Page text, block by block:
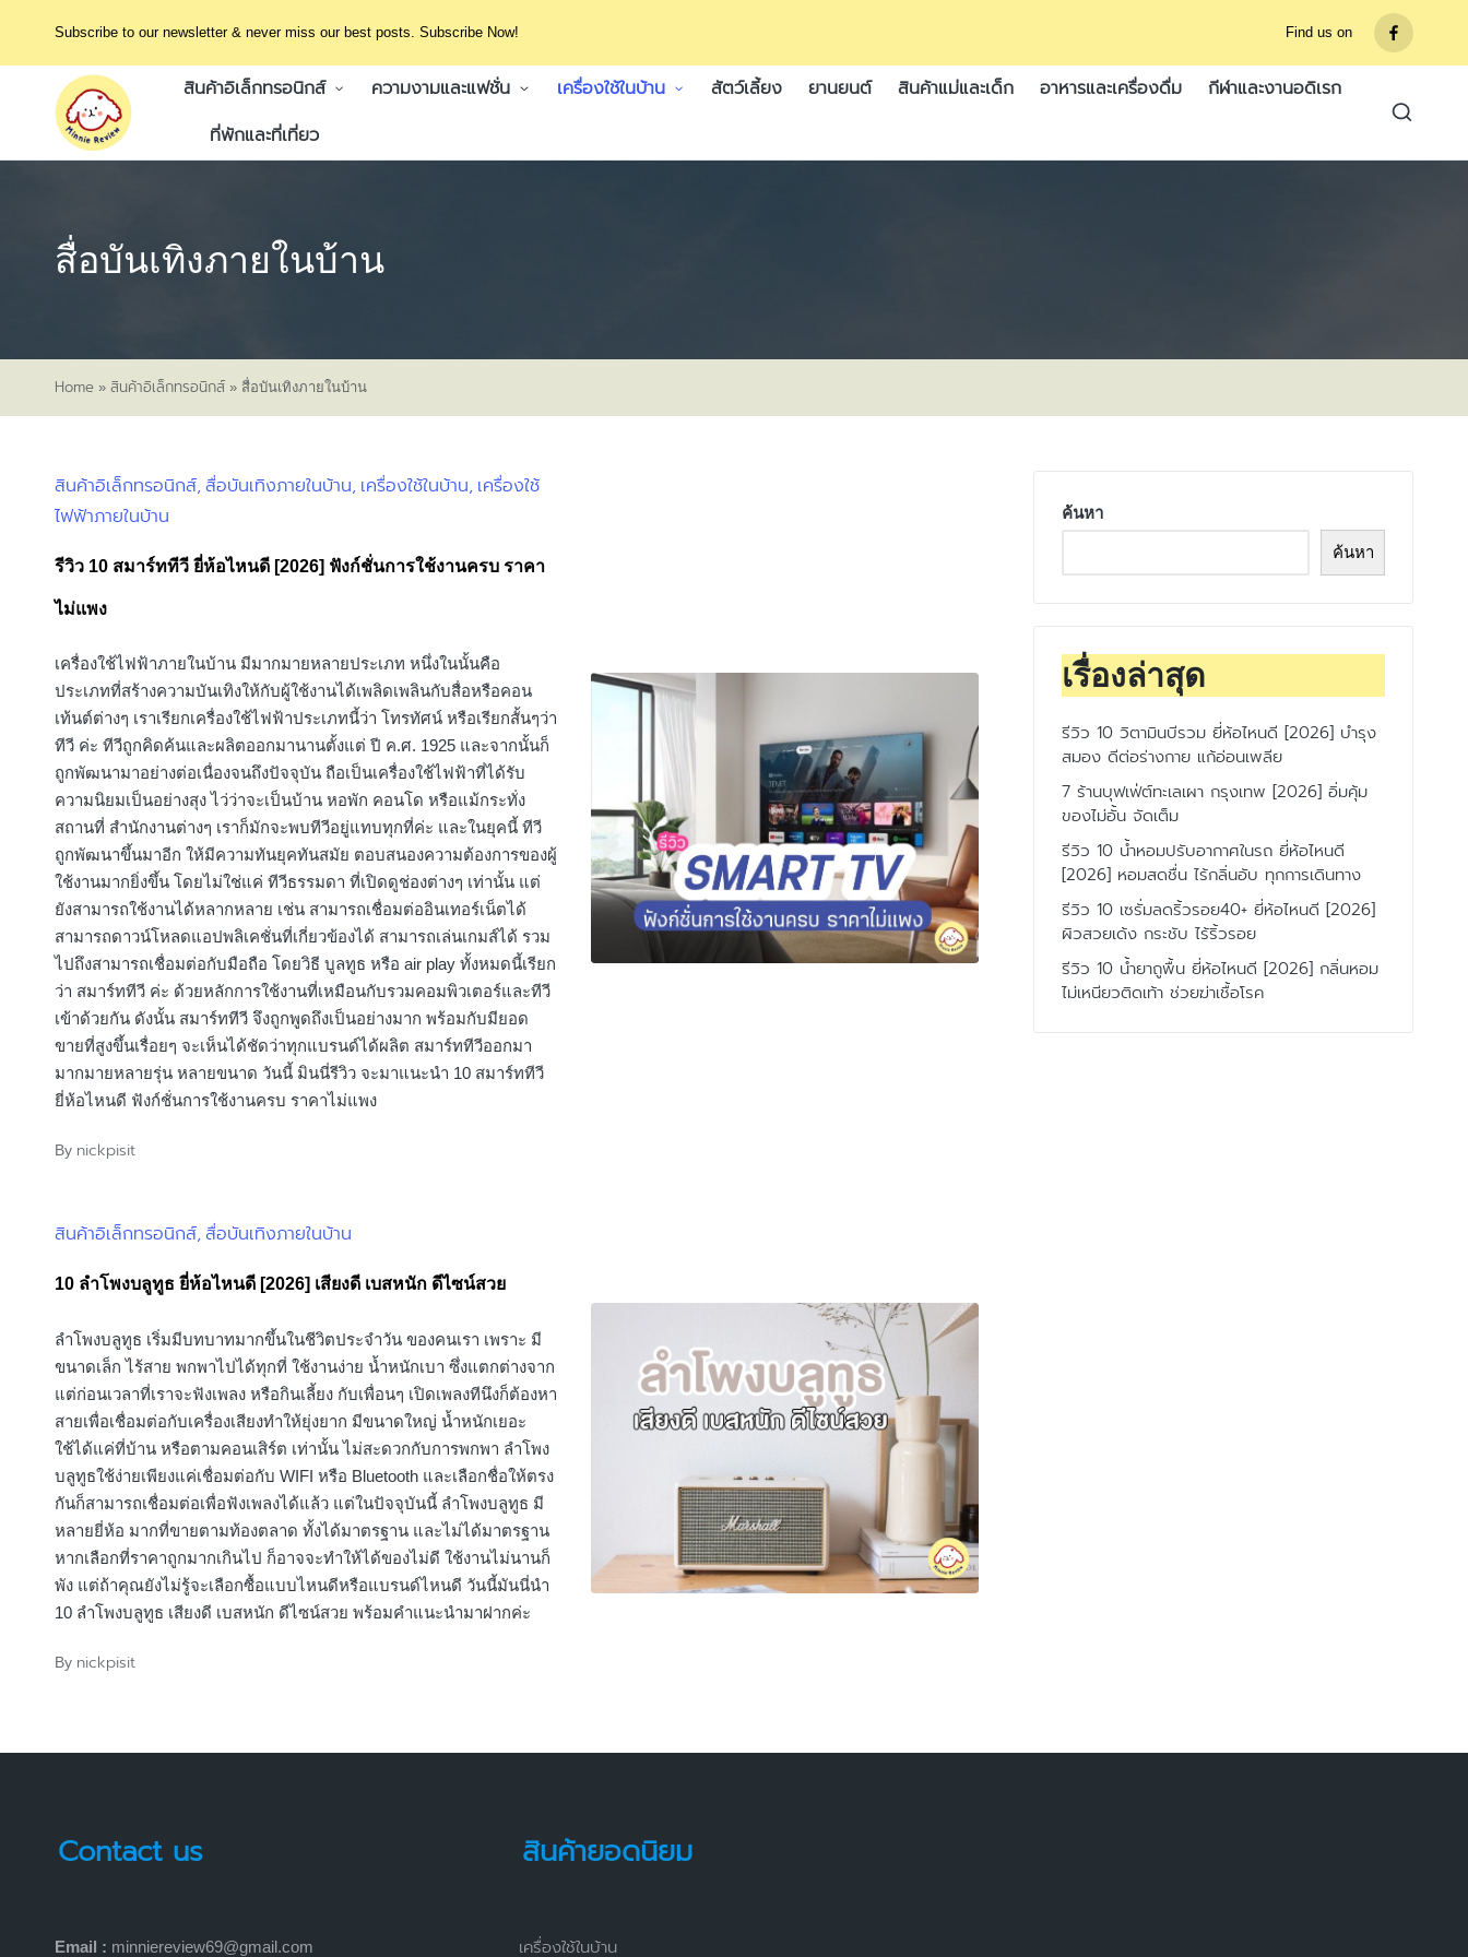
Subscribe to our newsletter & never miss our best posts. Subscribe Now! Find us on
รายการ
เมนู
สินค้าอิเล็กทรอนิกส์ ความงามและแฟชั่น เครื่องใช้ในบ้าน สัตว์เลี้ยง ยานยนต์ สินค้าแม่และเด็ก อาหารและเครื่องดื่ม
กีฬาและงานอดิเรก
ที่พักและที่เที่ยว
สื่อบันเทิงภายในบ้าน
Home » สินค้าอิเล็กทรอนิกส์ » สื่อบันเทิงภายในบ้าน
Posted
in
สินค้าอิเล็กทรอนิกส์ สื่อบันเทิงภายในบ้าน เครื่องใช้ในบ้าน เครื่องใช้
ไฟฟ้าภายในบ้าน
รีวิว 10 สมาร์ททีวี ยี่ห้อไหนดี [2026] ฟังก์ชั่นการใช้งานครบ ราคา
ไม่แพง
เครื่องใช้ไฟฟ้าภายในบ้าน มีมากมายหลายประเภท หนึ่งในนั้นคือ
ประเภทที่สร้างความบันเทิงให้กับผู้ใช้งานได้เพลิดเพลินกับสื่อหรือคอน
เท้นต์ต่างๆ เราเรียกเครื่องใช้ไฟฟ้าประเภทนี้ว่า โทรทัศน์ หรือเรียกสั้นๆว่า
ทีวี ค่ะ ทีวีถูกคิดค้นและผลิตออกมานานตั้งแต่ ปี ค.ศ. 1925 และจากนั้นก็
ถูกพัฒนามาอย่างต่อเนื่องจนถึงปัจจุบัน ถือเป็นเครื่องใช้ไฟฟ้าที่ได้รับ
ความนิยมเป็นอย่างสุง ไว่ว่าจะเป็นบ้าน หอพัก คอนโด หรือแม้กระทั่ง
สถานที่ สำนักงานต่างๆ เราก็มักจะพบทีวีอยู่แทบทุกที่ค่ะ และในยุคนี้ ทีวี
ถูกพัฒนาขึ้นมาอีก ให้มีความทันยุคทันสมัย ตอบสนองความต้องการของผู้
ใช้งานมากยิ่งขึ้น โดยไม่ใช่แค่ ทีวีธรรมดา ที่เปิดดูช่องต่างๆ เท่านั้น แต่
ยังสามารถใช้งานได้หลากหลาย เช่น สามารถเชื่อมต่ออินเทอร์เน็ตได้
สามารถดาวน์โหลดแอปพลิเคชั่นที่เกี่ยวข้องได้ สามารถเล่นเกมส์ได้ รวม
ไปถึงสามารถเชื่อมต่อกับมือถือ โดยวิธี บูลทูธ หรือ air play ทั้งหมดนี้เรียก
ว่า สมาร์ททีวี ค่ะ ด้วยหลักการใช้งานที่เหมือนกับรวมคอมพิวเตอร์และทีวี
เข้าด้วยกัน ดังนั้น สมาร์ททีวี จึงถูกพูดถึงเป็นอย่างมาก พร้อมกับมียอด
ขายที่สูงขึ้นเรื่อยๆ จะเห็นได้ชัดว่าทุกแบรนด์ได้ผลิต สมาร์ททีวีออกมา
มากมายหลายรุ่น หลายขนาด วันนี้ มินนี่รีวิว จะมาแนะนำ 10 สมาร์ททีวี
ยี่ห้อไหนดี ฟังก์ชั่นการใช้งานครบ ราคาไม่แพง
Posted
By nickpisit
Posted
สินค้าอิเล็กทรอนิกส์ สื่อบันเทิงภายในบ้าน
10 ลําโพงบลูทูธ ยี่ห้อไหนดี [2026] เสียงดี เบสหนัก ดีไซน์สวย
ลำโพงบลูทูธ เริ่มมีบทบาทมากขึ้นในชีวิตประจำวัน ของคนเรา เพราะ มี
ขนาดเล็ก ไร้สาย พกพาไปได้ทุกที่ ใช้งานง่าย น้ำหนักเบา ซึ่งแตกต่างจาก
แต่ก่อนเวลาที่เราจะฟังเพลง หรือกินเลี้ยง กับเพื่อนๆ เปิดเพลงทีนึงก็ต้องหา
สายเพื่อเชื่อมต่อกับเครื่องเสียงทำให้ยุ่งยาก มีขนาดใหญ่ น้ำหนักเยอะ
ใช้ได้แค่ที่บ้าน หรือตามคอนเสิร์ต เท่านั้น ไม่สะดวกกับการพกพา ลำโพง
บลูทูธใช้ง่ายเพียงแค่เชื่อมต่อกับ WIFI หรือ Bluetooth และเลือกชื่อให้ตรง
กันก็สามารถเชื่อมต่อเพื่อฟังเพลงได้แล้ว แต่ในปัจจุบันนี้ ลำโพงบลูทูธ มี
หลายยี่ห้อ มากที่ขายตามท้องตลาด ทั้งได้มาตรฐาน และไม่ได้มาตรฐาน
หากเลือกที่ราคาถูกมากเกินไป ก็อาจจะทำให้ได้ของไม่ดี ใช้งานไม่นานก็
พัง แต่ถ้าคุณยังไม่รู้จะเลือกซื้อแบบไหนดีหรือแบรนด์ไหนดี วันนี้มันนี่นำ
10 ลำโพงบลูทูธ เสียงดี เบสหนัก ดีไซน์สวย พร้อมคำแนะนำมาฝากค่ะ
Posted
By nickpisit
ค้นหา
ค้นหา
เรื่องล่าสุด
รีวิว 10 วิตามินบีรวม ยี่ห้อไหนดี [2026] บำรุง
สมอง ดีต่อร่างกาย แก้อ่อนเพลีย
7 ร้านบุฟเฟ่ต์ทะเลเผา กรุงเทพ [2026] อิ่มคุ้ม
ของไม่อั้น จัดเต็ม
รีวิว 10 น้ำหอมปรับอากาศในรถ ยี่ห้อไหนดี
[2026] หอมสดชื่น ไร้กลิ่นอับ ทุกการเดินทาง
รีวิว 10 เซรั่มลดริ้วรอย40+ ยี่ห้อไหนดี [2026]
ผิวสวยเด้ง กระชับ ไร้ริ้วรอย
รีวิว 10 น้ำยาถูพื้น ยี่ห้อไหนดี [2026] กลิ่นหอม
ไม่เหนียวติดเท้า ช่วยฆ่าเชื้อโรค
Contact us
Email : minniereview69@gmail.com
สินค้ายอดนิยม
เครื่องใช้ในบ้าน